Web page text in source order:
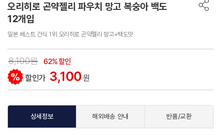
오리히로 곤약젤리 파우치 망고 복숭아 백도
12개입
일본 베스트 간식 1위 오리히로 곤약젤리 망고+백도맛
8,100원 62% 할인
할인가 3,100원
상세정보 해외배송 안내 반품/교환